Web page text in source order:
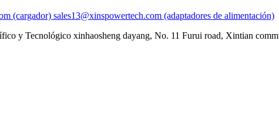
(cargador) sales13@xinspowertech.com (adaptadores de alimentación)
y Tecnológico xinhaosheng dayang, No. 11 Furui road, Xintian